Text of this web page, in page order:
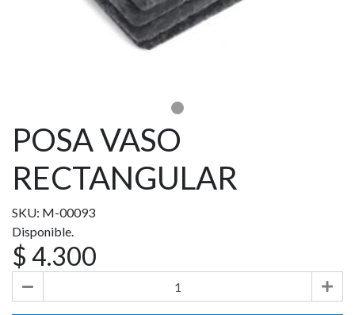
POSA VASO
RECTANGULAR
SKU: M-00093
Disponible.
$ 4.300